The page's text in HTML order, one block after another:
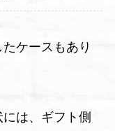
ケースもあり
は、ギフト側